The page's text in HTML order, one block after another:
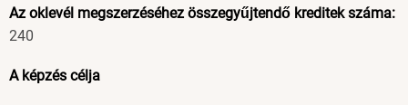
Az oklevél megszerzéséhez összegyűjtendő kreditek száma:
240
A képzés célja